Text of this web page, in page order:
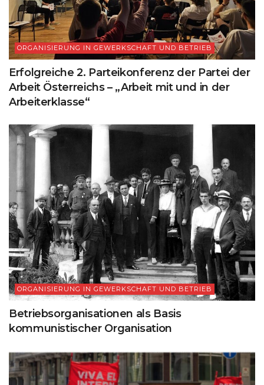
ORGANISIERUNG IN GEWERKSCHAFT UND BETRIEB
Erfolgreiche 2. Parteikonferenz der Partei der
Arbeit Österreichs – „Arbeit mit und in der
Arbeiterklasse“
ORGANISIERUNG IN GEWERKSCHAFT UND BETRIEB
Betriebsorganisationen als Basis
kommunistischer Organisation